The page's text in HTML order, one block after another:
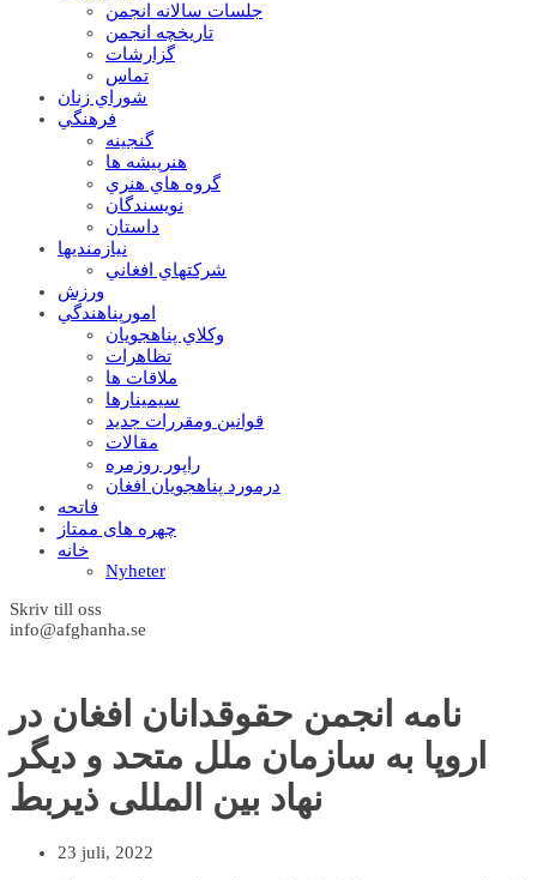
جلسات سالانه انجمن
تاریخچه انجمن
گزارشات
تماس
شوراي زنان
فرهنگي
گنجينه
هنرپيشه ها
گروه هاي هنري
نويسندگان
داستان
نيازمنديها
شرکتهاي افغاني
ورزش
امورپناهندگي
وکلاي پناهجويان
تظاهرات
ملاقات ها
سيمينارها
قوانين ومقررات جديد
مقالات
راپور روزمره
درمورد پناهجويان افغان
فاتحه
چهره های ممتاز
خانه
Nyheter
Skriv till oss
info@afghanha.se
نامه انجمن حقوقدانان افغان در
اروپا به سازمان ملل متحد و دیگر
نهاد بین المللی ذیربط
23 juli, 2022